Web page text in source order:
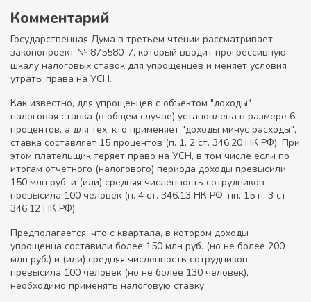
Комментарий
Государственная Дума в третьем чтении рассматривает
законопроект № 875580-7, который вводит прогрессивную
шкалу налоговых ставок для упрощенцев и меняет условия
утраты права на УСН.
Как известно, для упрощенцев с объектом "доходы"
налоговая ставка (в общем случае) установлена в размере 6
процентов, а для тех, кто применяет "доходы минус расходы",
ставка составляет 15 процентов (п. 1, 2 ст. 346.20 НК РФ). При
этом плательщик теряет право на УСН, в том числе если по
итогам отчетного (налогового) периода доходы превысили
150 млн руб. и (или) средняя численность сотрудников
превысила 100 человек (п. 4 ст. 346.13 НК РФ, пп. 15 п. 3 ст.
346.12 НК РФ).
Предполагается, что с квартала, в котором доходы
упрощенца составили более 150 млн руб. (но не более 200
млн руб.) и (или) средняя численность сотрудников
превысила 100 человек (но не более 130 человек),
необходимо применять налоговую ставку: